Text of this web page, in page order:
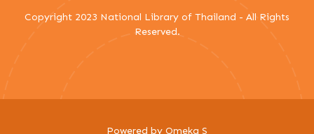
Copyright 2023 National Library of Thailand - All Rights
Reserved.
Powered by Omeka S